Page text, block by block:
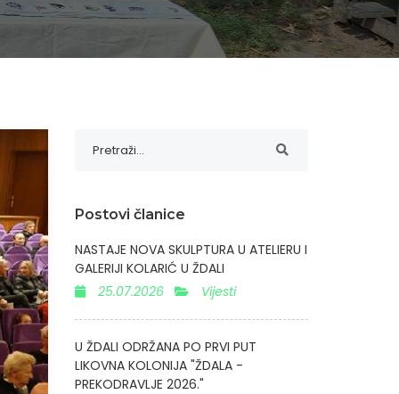
Postovi članice
NASTAJE NOVA SKULPTURA U ATELIERU I
GALERIJI KOLARIĆ U ŽDALI
25.07.2026
Vijesti
U ŽDALI ODRŽANA PO PRVI PUT
LIKOVNA KOLONIJA "ŽDALA -
PREKODRAVLJE 2026."